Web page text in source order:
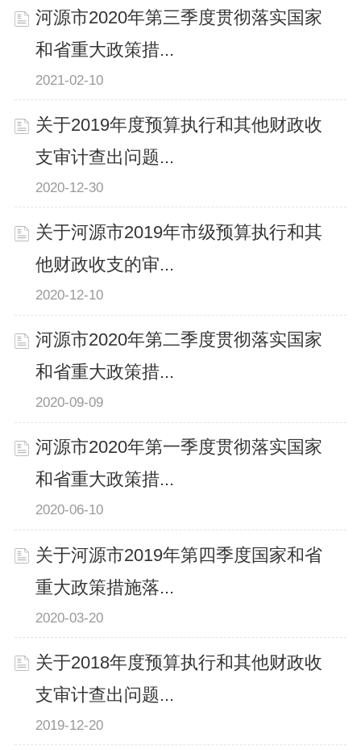
河源市2020年第三季度贯彻落实国家
和省重大政策措...
2021-02-10
关于2019年度预算执行和其他财政收
支审计查出问题...
2020-12-30
关于河源市2019年市级预算执行和其
他财政收支的审...
2020-12-10
河源市2020年第二季度贯彻落实国家
和省重大政策措...
2020-09-09
河源市2020年第一季度贯彻落实国家
和省重大政策措...
2020-06-10
关于河源市2019年第四季度国家和省
重大政策措施落...
2020-03-20
关于2018年度预算执行和其他财政收
支审计查出问题...
2019-12-20